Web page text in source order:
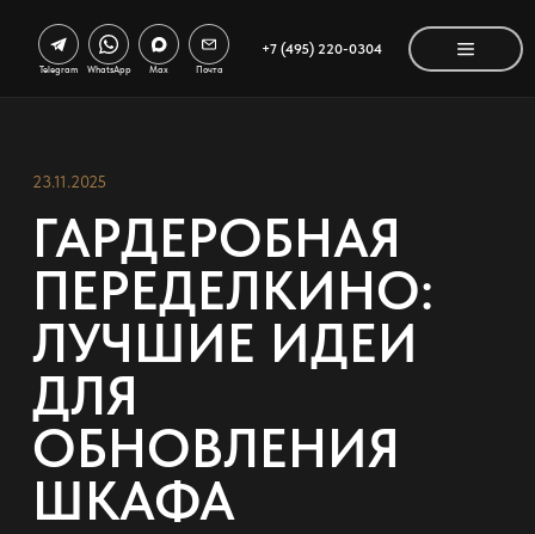
+7 (495) 220-0304
Telegram WhatsApp Max Почта
23.11.2025
ГАРДЕРОБНАЯ
ПЕРЕДЕЛКИНО:
ЛУЧШИЕ ИДЕИ
ДЛЯ
ОБНОВЛЕНИЯ
ШКАФА